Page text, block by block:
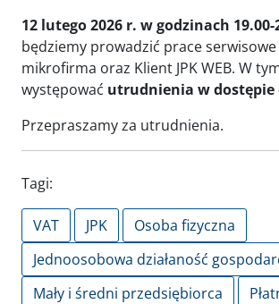
12 lutego 2026 r. w godzinach 19.00-
będziemy prowadzić prace
mikrofirma oraz Klient JPK WEB. W
występować utrudnienia w dostępie
Przepraszamy za utrudnienia.
Tagi:
VAT JPK
Osoba fizyczna
Jednoosobowa działaność
Mały i średni przedsiębiorca